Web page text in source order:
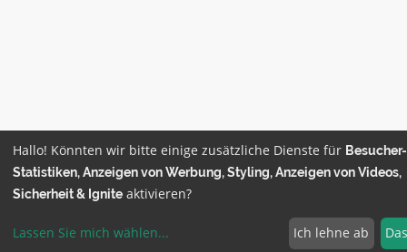
Hallo! Könnten wir bitte einige zusätzliche Dienste für Besucher-
Statistiken, Anzeigen von Werbung, Styling, Anzeigen von Videos,
Sicherheit & Ignite aktivieren?
Lassen Sie mich wählen... Ich lehne ab